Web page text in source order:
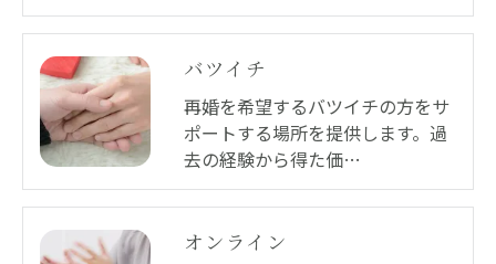
バツイチ
再婚を希望するバツイチの方をサ
ポートする場所を提供します。過
去の経験から得た価…
オンライン